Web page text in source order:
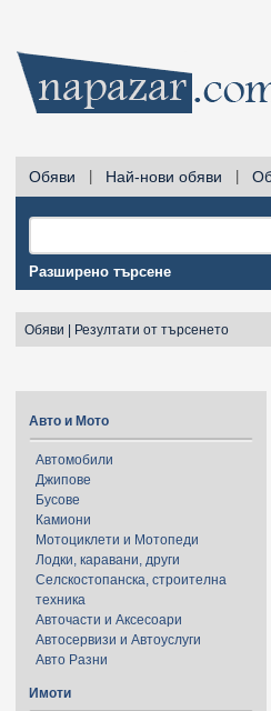
Обяви Най-нови обяви
Разширено търсене
Обяви Резултати от търсенето
Авто и Мото
Автомобили
Джипове
Бусове
Камиони
Мотоциклети и Мотопеди
Лодки, каравани, други
Селскостопанска, строителна
техника
Авточасти и Аксесоари
Автосервизи и Автоуслуги
Авто Разни
Имоти